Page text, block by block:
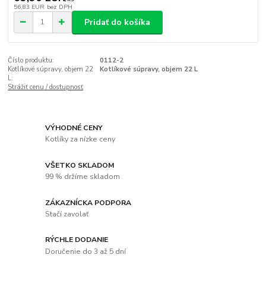
56,83 EUR bez DPH
Pridať do košíka
Číslo produktu:
0112-2
Kotlíkové súpravy, objem 22
L:
Kotlíkové súpravy, objem 22 L
Strážiť cenu / dostupnosť
VÝHODNÉ CENY
Kotlíky za nízke ceny
VŠETKO SKLADOM
99 % držíme skladom
ZÁKAZNÍCKA PODPORA
Stačí zavolať
RÝCHLE DODANIE
Doručenie do 3 až 5 dní